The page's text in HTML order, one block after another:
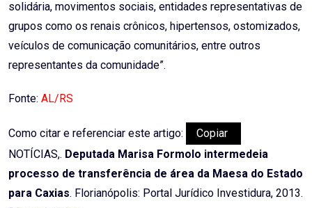
solidária, movimentos sociais, entidades representativas de
grupos como os renais crônicos, hipertensos, ostomizados,
veículos de comunicação comunitários, entre outros
representantes da comunidade”.
Fonte: AL/RS
Como citar e referenciar este artigo:
Copiar
NOTÍCIAS,. Deputada Marisa Formolo intermedeia
processo de transferência de área da Maesa do Estado
para Caxias. Florianópolis: Portal Jurídico Investidura, 2013.